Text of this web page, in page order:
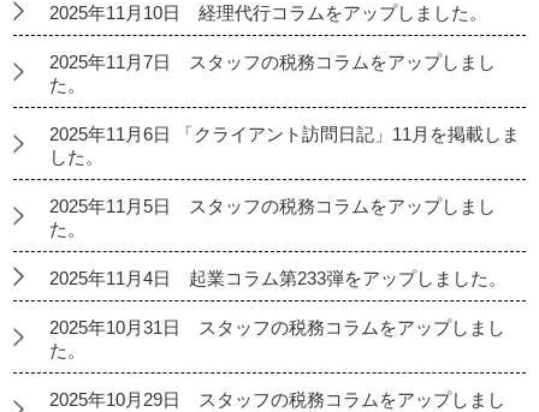
2025年11月10日 経理代行コラムをアップしました。
2025年11月7日 スタッフの税務コラムをアップしまし
た。
2025年11月6日 「クライアント訪問日記」11月を掲載しま
した。
2025年11月5日 スタッフの税務コラムをアップしまし
た。
2025年11月4日 起業コラム第233弾をアップしました。
2025年10月31日 スタッフの税務コラムをアップしまし
た。
2025年10月29日 スタッフの税務コラムをアップしまし